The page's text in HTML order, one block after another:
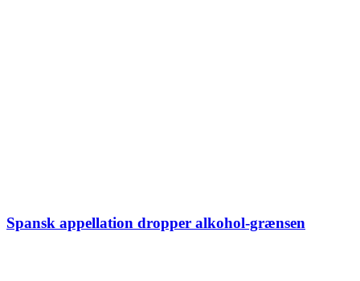
Spansk appellation dropper alkohol-grænsen